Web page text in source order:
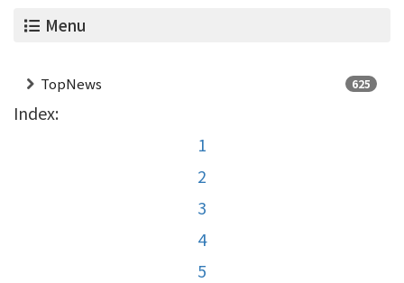
Menu
TopNews 625
Index:
1
2
3
4
5